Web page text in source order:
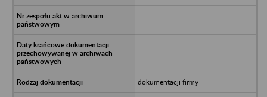
dokumentacji firmy